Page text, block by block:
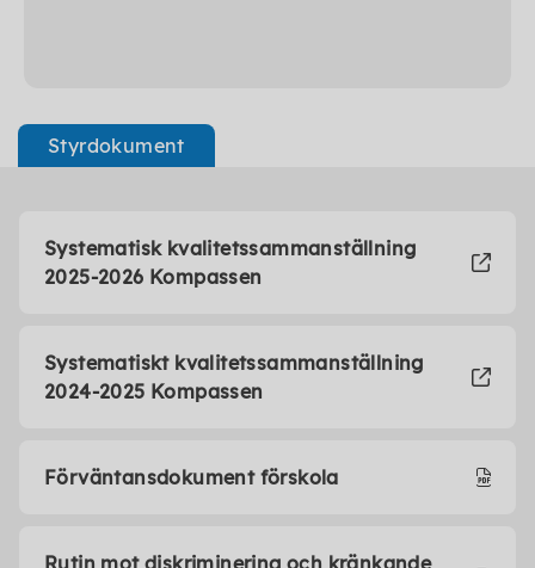
Styrdokument
Systematisk kvalitetssammanställning
2025-2026 Kompassen
Systematiskt kvalitetssammanställning
2024-2025 Kompassen
Förväntansdokument förskola